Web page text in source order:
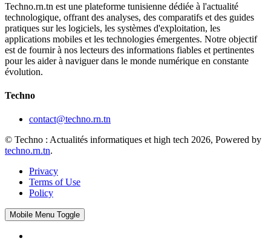
Techno.rn.tn est une plateforme tunisienne dédiée à l'actualité
technologique, offrant des analyses, des comparatifs et des guides
pratiques sur les logiciels, les systèmes d'exploitation, les
applications mobiles et les technologies émergentes. Notre objectif
est de fournir à nos lecteurs des informations fiables et pertinentes
pour les aider à naviguer dans le monde numérique en constante
évolution.
Techno
contact@techno.rn.tn
© Techno : Actualités informatiques et high tech 2026, Powered by
techno.rn.tn.
Privacy
Terms of Use
Policy
Mobile Menu Toggle